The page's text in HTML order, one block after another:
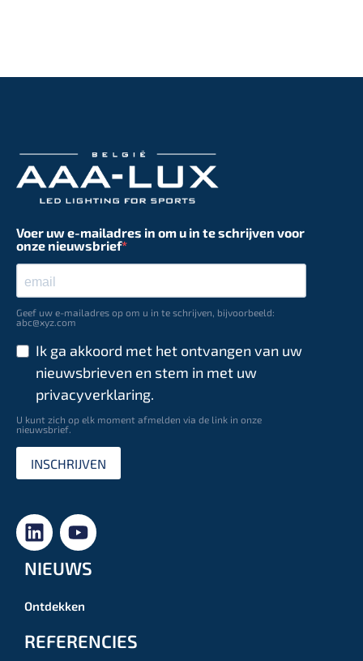
Voer uw e-mailadres in om u in te schrijven voor
onze nieuwsbrief
Geef uw e-mailadres op om u in te schrijven, bijvoorbeeld:
abc@xyz.com
Ik ga akkoord met het ontvangen van uw
nieuwsbrieven en stem in met uw
privacyverklaring.
U kunt zich op elk moment afmelden via de link in onze
nieuwsbrief.
INSCHRIJVEN
NIEUWS
Ontdekken
REFERENCIES